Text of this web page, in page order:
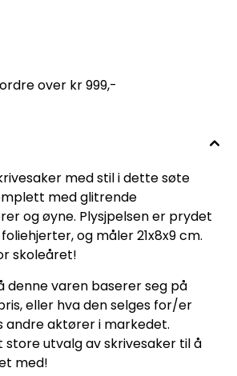
over kr 999,-
med stil i dette søte
med glitrende
og øyne. Plysjpelsen er prydet
og måler 21x8x9 cm.
skoleåret!
denne varen baserer seg på
eller hva den selges for/er
andre aktører i markedet.
store utvalg av skrivesaker til å
med!